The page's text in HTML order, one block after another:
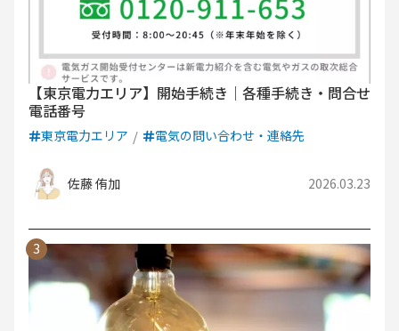
【東京電力エリア】開始手続き｜各種手続き・問合せ
電話番号
東京電力エリア 電気の問い合わせ・連絡先
佐藤 侑加 2026.03.23